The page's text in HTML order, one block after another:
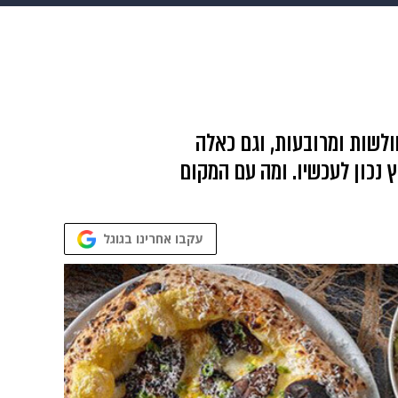
ומרובעות, וגם כאלה
בישראל: אלה 26 הפיצות הכי טובות בארץ נכון לעכשיו. ומה עם המקום
עקבו אחרינו בגוגל